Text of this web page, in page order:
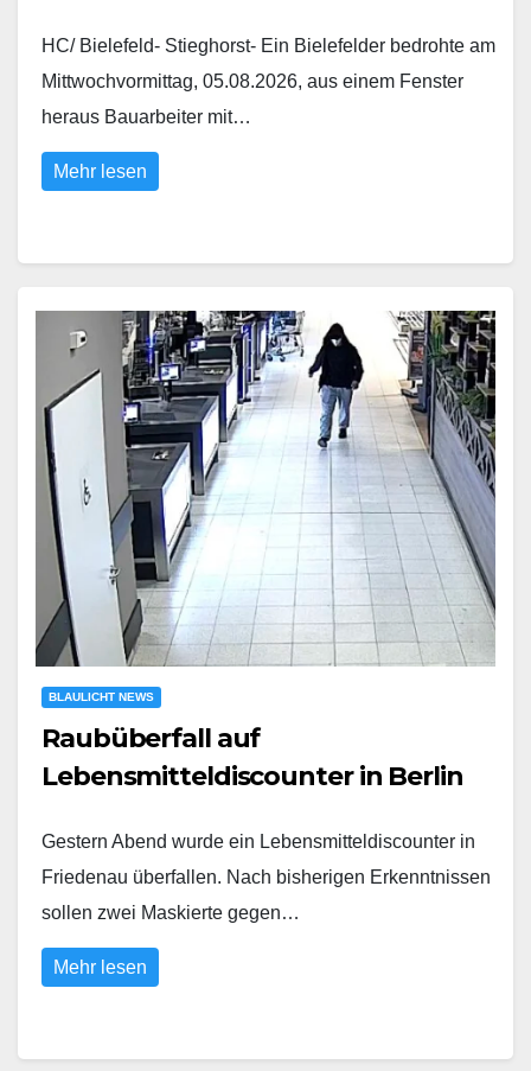
HC/ Bielefeld- Stieghorst- Ein Bielefelder bedrohte am
Mittwochvormittag, 05.08.2026, aus einem Fenster
heraus Bauarbeiter mit…
Mehr lesen
BLAULICHT NEWS
Raubüberfall auf
Lebensmitteldiscounter in Berlin
Gestern Abend wurde ein Lebensmitteldiscounter in
Friedenau überfallen. Nach bisherigen Erkenntnissen
sollen zwei Maskierte gegen…
Mehr lesen